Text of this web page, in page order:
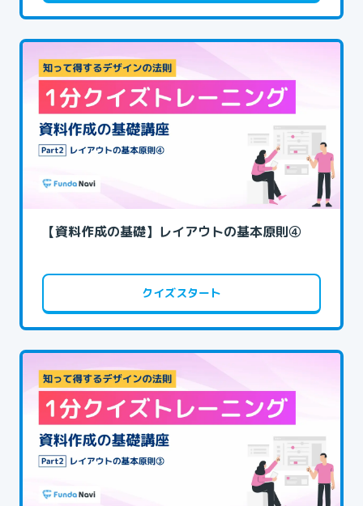
【資料作成の基礎】レイアウトの基本原則④
クイズスタート